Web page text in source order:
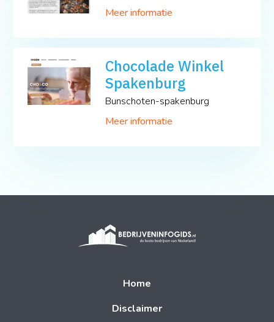
Meer informatie
Chocolade Winkel
Spakenburg
Bunschoten-spakenburg
Meer informatie
Home
Disclaimer